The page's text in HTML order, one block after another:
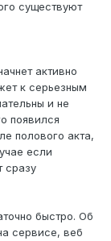
существуют
активно
к серьезным
и не
появился
полового акта,
если
сразу
быстро. Об
сервисе, веб